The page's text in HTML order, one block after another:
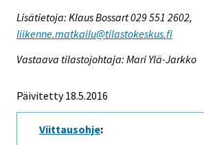
Lisätietoja: Klaus Bossart 029 551 2602,
liikenne.matkailu@tilastokeskus.fi
Vastaava tilastojohtaja: Mari Ylä-Jarkko
Päivitetty 18.5.2016
Viittausohje: